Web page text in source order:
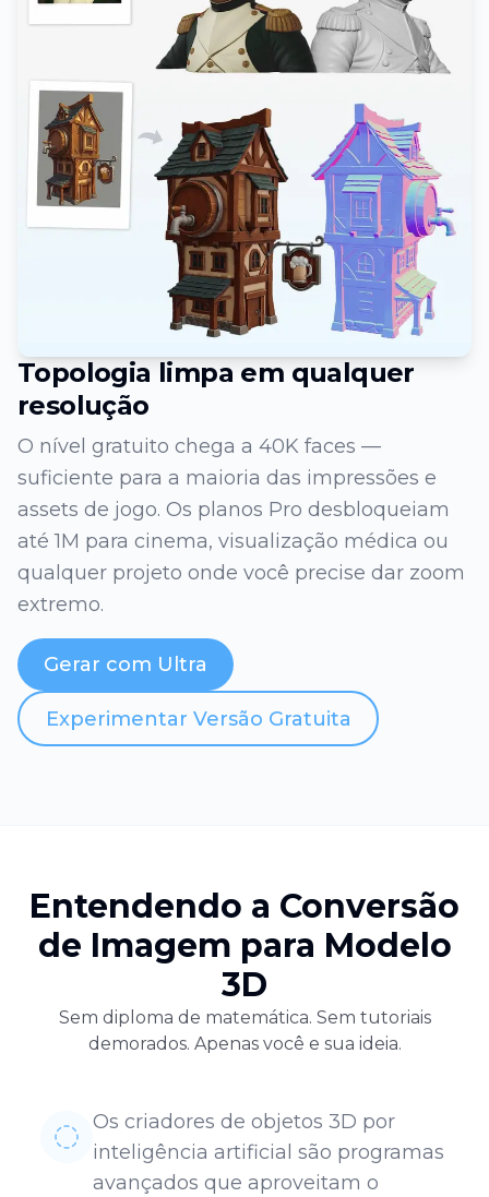
Topologia limpa em qualquer
resolução
O nível gratuito chega a 40K faces —
suficiente para a maioria das impressões e
assets de jogo. Os planos Pro desbloqueiam
até 1M para cinema, visualização médica ou
qualquer projeto onde você precise dar zoom
extremo.
Gerar com Ultra
Experimentar Versão Gratuita
Entendendo a Conversão
de Imagem para Modelo
3D
Sem diploma de matemática. Sem tutoriais
demorados. Apenas você e sua ideia.
Os criadores de objetos 3D por
inteligência artificial são programas
avançados que aproveitam o